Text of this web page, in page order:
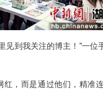
。其核心策略，是
的综合场域。
被围得水泄不通。